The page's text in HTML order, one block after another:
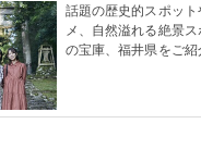
話題の歴史的スポッ
メ、自然溢れる絶景
の宝庫、福井県をご紹